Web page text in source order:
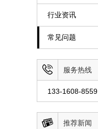
行业资讯
常见问题
 服务热线
133-1608-8559
 推荐新闻